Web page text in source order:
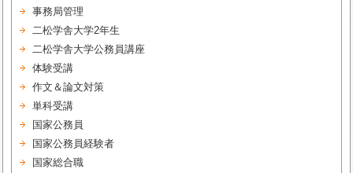
事務局管理
二松学舎大学2年生
二松学舎大学公務員講座
体験受講
作文＆論文対策
単科受講
国家公務員
国家公務員経験者
国家総合職